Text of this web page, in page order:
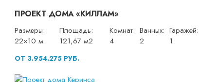
ПРОЕКТ ДОМА «КИЛЛАМ»
Размеры:
22×10 м
Площадь:
121,67 м2
Комнат:
4
Ванных:
2
Гаражей:
1
ОТ 3.954.275 РУБ.